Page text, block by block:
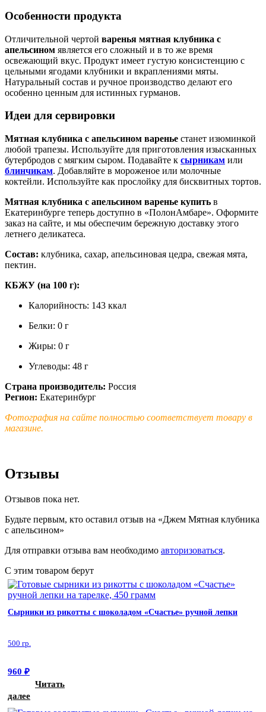
Особенности продукта
Отличительной чертой варенья мятная клубника с
апельсином является его сложный и в то же время
освежающий вкус. Продукт имеет густую консистенцию с
цельными ягодами клубники и вкраплениями мяты.
Натуральный состав и ручное производство делают его
особенно ценным для истинных гурманов.
Идеи для сервировки
Мятная клубника с апельсином варенье станет изюминкой
любой трапезы. Используйте для приготовления изысканных
бутербродов с мягким сыром. Подавайте к сырникам или
блинчикам. Добавляйте в мороженое или молочные
коктейли. Используйте как прослойку для бисквитных тортов.
Мятная клубника с апельсином варенье купить в
Екатеринбурге теперь доступно в «ПолонАмбаре». Оформите
заказ на сайте, и мы обеспечим бережную доставку этого
летнего деликатеса.
Состав: клубника, сахар, апельсиновая цедра, свежая мята,
пектин.
КБЖУ (на 100 г):
Калорийность: 143 ккал
Белки: 0 г
Жиры: 0 г
Углеводы: 48 г
Страна производитель: Россия
Регион: Екатеринбург
Фотография на сайте полностью соответствует товару в
магазине.
Отзывы
Отзывов пока нет.
Будьте первым, кто оставил отзыв на «Джем Мятная клубника
с апельсином»
Для отправки отзыва вам необходимо авторизоваться.
С этим товаром берут
Сырники из рикотты с шоколадом «Счастье» ручной лепки
500 гр.
960 ₽
Читать
далее